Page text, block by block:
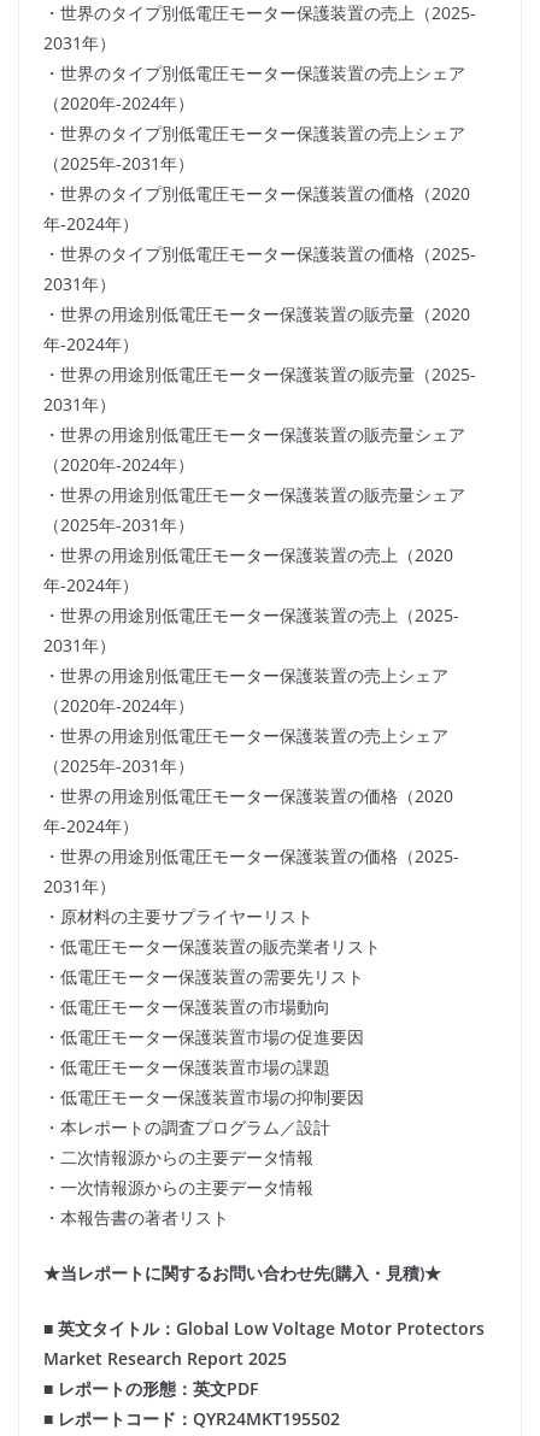
・世界のタイプ別低電圧モーター保護装置の売上（2025-
2031年）
・世界のタイプ別低電圧モーター保護装置の売上シェア
（2020年-2024年）
・世界のタイプ別低電圧モーター保護装置の売上シェア
（2025年-2031年）
・世界のタイプ別低電圧モーター保護装置の価格（2020
年-2024年）
・世界のタイプ別低電圧モーター保護装置の価格（2025-
2031年）
・世界の用途別低電圧モーター保護装置の販売量（2020
年-2024年）
・世界の用途別低電圧モーター保護装置の販売量（2025-
2031年）
・世界の用途別低電圧モーター保護装置の販売量シェア
（2020年-2024年）
・世界の用途別低電圧モーター保護装置の販売量シェア
（2025年-2031年）
・世界の用途別低電圧モーター保護装置の売上（2020
年-2024年）
・世界の用途別低電圧モーター保護装置の売上（2025-
2031年）
・世界の用途別低電圧モーター保護装置の売上シェア
（2020年-2024年）
・世界の用途別低電圧モーター保護装置の売上シェア
（2025年-2031年）
・世界の用途別低電圧モーター保護装置の価格（2020
年-2024年）
・世界の用途別低電圧モーター保護装置の価格（2025-
2031年）
・原材料の主要サプライヤーリスト
・低電圧モーター保護装置の販売業者リスト
・低電圧モーター保護装置の需要先リスト
・低電圧モーター保護装置の市場動向
・低電圧モーター保護装置市場の促進要因
・低電圧モーター保護装置市場の課題
・低電圧モーター保護装置市場の抑制要因
・本レポートの調査プログラム／設計
・二次情報源からの主要データ情報
・一次情報源からの主要データ情報
・本報告書の著者リスト
★当レポートに関するお問い合わせ先(購入・見積)★
■ 英文タイトル：Global Low Voltage Motor Protectors
Market Research Report 2025
■ レポートの形態：英文PDF
■ レポートコード：QYR24MKT195502